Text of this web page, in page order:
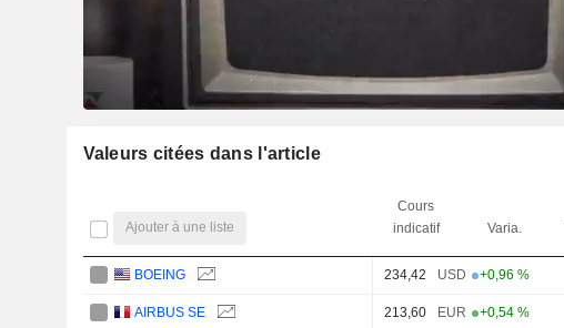
Valeurs citées dans l'article
Ajouter à une liste
Cours
indicatif
Varia.
BOEING 234,42 USD +0,96 %
AIRBUS SE 213,60 EUR +0,54 %